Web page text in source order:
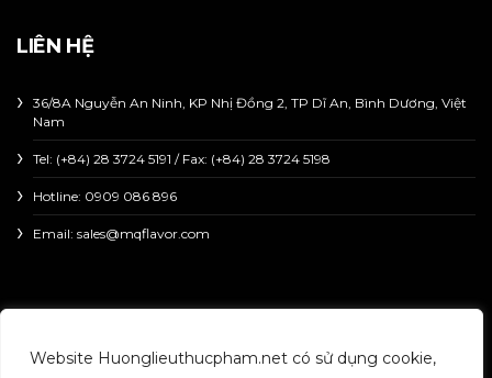
Website Huonglieuthucpham.net có sử dụng cookie,
LIÊN HỆ
36/8A Nguyễn An Ninh, KP Nhị Đồng 2, TP Dĩ An, Bình Dương, Việt
Nam
Tel: (+84) 28 3724 5191 / Fax: (+84) 28 3724 5198
Hotline: 0909 086 896
Email: sales@mqflavor.com
Copyright © 2023 HUONGLIEUTHUCPHAM | All right